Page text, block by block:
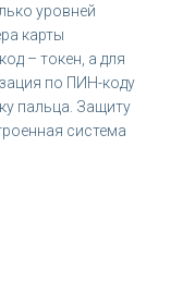
уровней
карты
– токен, а для
по ПИН-коду
пальца. Защиту
система